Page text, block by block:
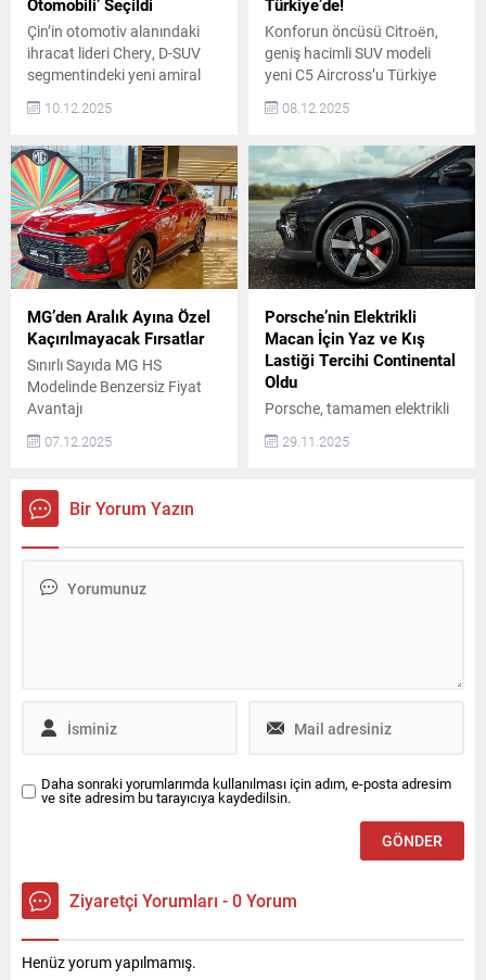
Autobest...
Otomobili’ Seçildi
Çin’in otomotiv alanındaki
ihracat lideri Chery, D-SUV
segmentindeki yeni amiral
gemisi SUV modeli TIGGO8
ile şimdiden sektör
kazanmayı başardı.
Carwow’un 2026 “Yılın
Otomobili” ödülüne layık
görülen 7 koltuklu Chery
TIGGO8, jüri tarafından da
geniş iç hacmi, lüks donanımı
ve olağanüstü fiyat-
performans değeri ile övgüye
layık görüldü.
10.12.2025
Türkiye’de!
Konforun öncüsü Citroën,
geniş hacimli SUV modeli
yeni C5 Aircross’u Türkiye
pazarında lansmana özel
2.200.000 TL’den başlayan
buluşturdu. Türkiye’de en
çok tercih edilen segment
olan C-SUV pazarını yeni bir
boyuta taşıyan yeni C5
Aircross, hibrit veya yüzde
100 elektrikli güç aktarma
sistemleri ile tercih
edilebilirken, teknoloji ve
konforu...
08.12.2025
MG’den Aralık Ayına Özel
Kaçırılmayacak Fırsatlar
Sınırlı Sayıda MG HS
Modelinde Benzersiz Fiyat
Avantajı
07.12.2025
Porsche’nin Elektrikli
Macan İçin Yaz ve Kış
Lastiği Tercihi Continental
Oldu
Porsche, tamamen elektrikli
SUV modeli Macan için yaz
ve kış lastiği tercihini
29.11.2025
Bir Yorum Yazın
Daha sonraki yorumlarımda kullanılması için adım, e-posta adresim
ve site adresim bu tarayıcıya kaydedilsin.
Ziyaretçi Yorumları - 0 Yorum
Henüz yorum yapılmamış.